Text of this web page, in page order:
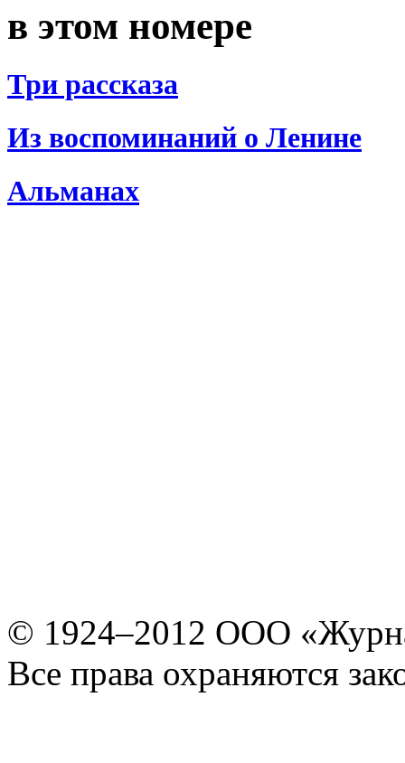
в этом номере
Три рассказа
Из воспоминаний о Ленине
Альманах
© 1924–2012 ООО
Все права охраняются